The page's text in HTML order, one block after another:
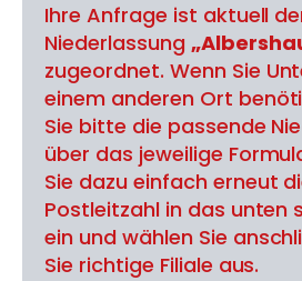
Ihre Anfrage ist aktuell
Niederlassung
zugeordnet. Wenn Sie
einem anderen Ort
Sie bitte die passende
über das jeweilige
Sie dazu einfach erneut
Postleitzahl in das unten
ein und wählen Sie
Sie richtige Filiale aus.